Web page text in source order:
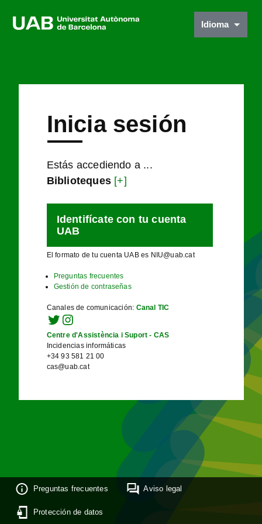
Idioma
Inicia sesión
Estás accediendo a ...
Biblioteques [+]
Identifícate con tu cuenta
UAB
El formato de tu cuenta UAB es NIU@uab.cat
Preguntas frecuentes
Gestión de contraseñas
Canales de comunicación: Canal TIC
Centre d'Assistència i Suport - CAS
Incidencias informáticas
+34 93 581 21 00
cas@uab.cat
Preguntas frecuentes Aviso legal
Protección de datos